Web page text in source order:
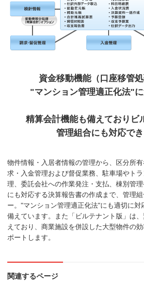
資金移動機能（口座移管
"マンション管理適正化法"
精算会計機能も備えておりビ
管理組合にも対応で
物件情報・入居者情報の管理から、区分所
求・入金管理および督促業務、駐車場やト
理、委託会社への作業発注・支払、棟別管
にも対応する決算報告書の作成まで、管理
ー。"マンション管理適正化法"にも適切に対
備えています。また「ビルテナント版」は
えており、商業施設を併設した大型物件の
ポートします。
関連するページ